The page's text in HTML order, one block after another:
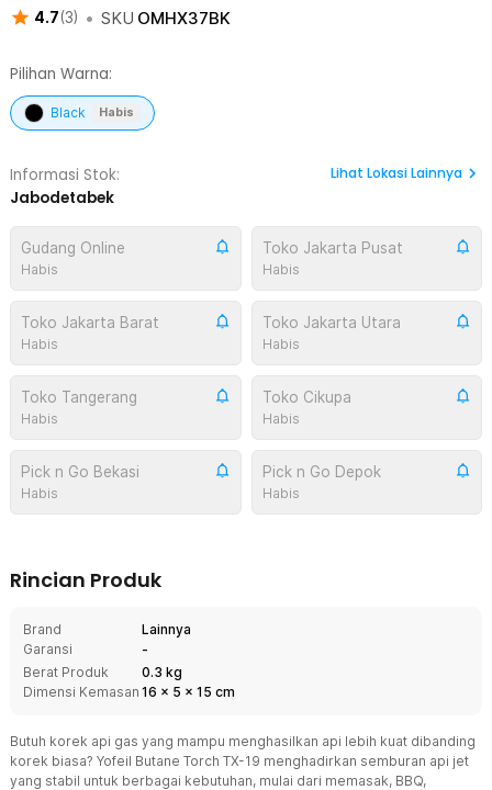
4.7(3) • SKU OMHX37BK
Pilihan Warna:
Black Habis
Informasi Stok:
Jabodetabek
Lihat Lokasi Lainnya
Gudang Online
Habis
Toko Jakarta Pusat
Habis
Toko Jakarta Barat
Habis
Toko Jakarta Utara
Habis
Toko Tangerang
Habis
Toko Cikupa
Habis
Pick n Go Bekasi
Habis
Pick n Go Depok
Habis
Rincian Produk
Brand
Lainnya
Garansi
-
Berat Produk
0.3 kg
Dimensi Kemasan 16 x 5 x 15 cm
Butuh korek api gas yang mampu menghasilkan api lebih kuat dibanding
korek biasa? Yofeil Butane Torch TX-19 menghadirkan semburan api jet
yang stabil untuk berbagai kebutuhan, mulai dari memasak, BBQ,